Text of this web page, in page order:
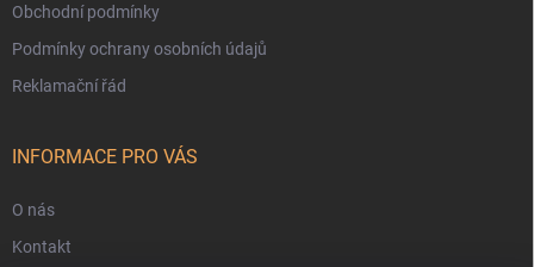
Obchodní podmínky
Podmínky ochrany osobních údajů
Reklamační řád
INFORMACE PRO VÁS
O nás
Kontakt